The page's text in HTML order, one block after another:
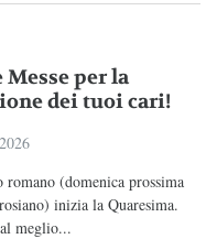
Messe per la
dei tuoi cari!
(domenica prossima
inizia la Quaresima.
meglio...